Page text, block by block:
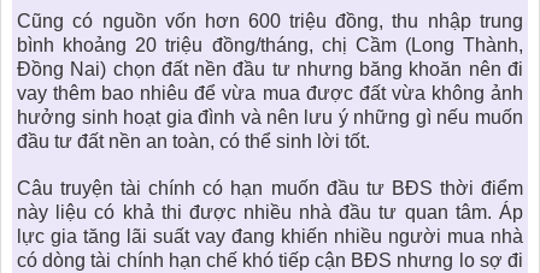
Cũng có nguồn vốn hơn 600 triệu đồng, thu nhập trung
bình khoảng 20 triệu đồng/tháng, chị Cầm (Long Thành,
Đồng Nai) chọn đất nền đầu tư nhưng băng khoăn nên đi
vay thêm bao nhiêu để vừa mua được đất vừa không ảnh
hưởng sinh hoạt gia đình và nên lưu ý những gì nếu muốn
đầu tư đất nền an toàn, có thể sinh lời tốt.
Câu truyện tài chính có hạn muốn đầu tư BĐS thời điểm
này liệu có khả thi được nhiều nhà đầu tư quan tâm. Áp
lực gia tăng lãi suất vay đang khiến nhiều người mua nhà
có dòng tài chính hạn chế khó tiếp cận BĐS nhưng lo sợ đi